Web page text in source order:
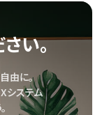
い。
由に。
システム